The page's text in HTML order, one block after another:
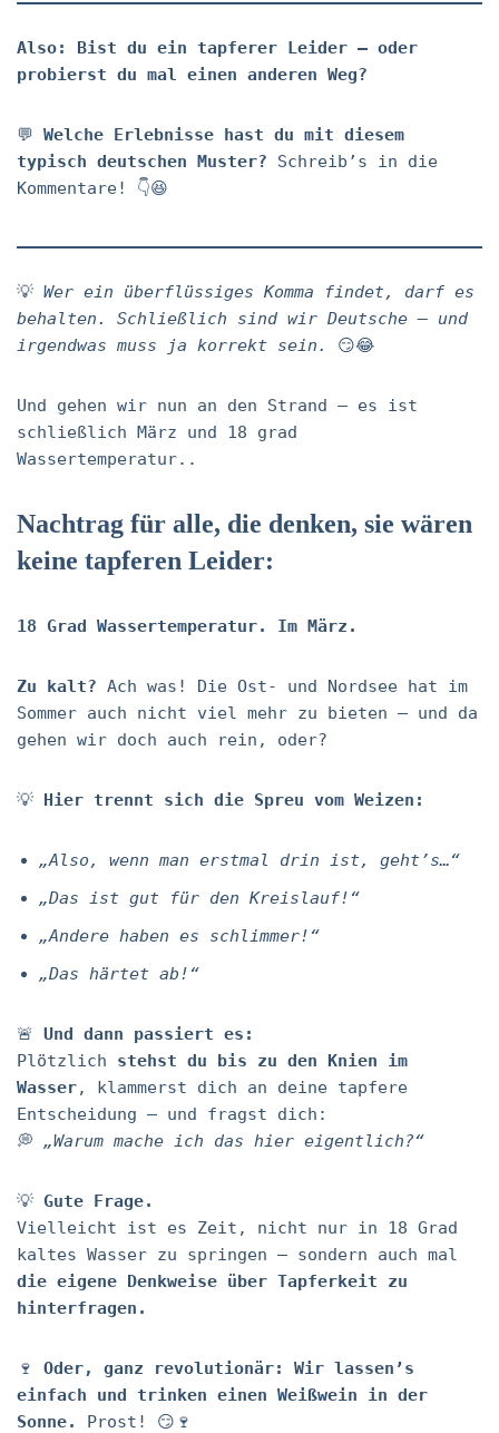
Also: Bist du ein tapferer Leider – oder
probierst du mal einen anderen Weg?
💬 Welche Erlebnisse hast du mit diesem
typisch deutschen Muster? Schreib’s in die
Kommentare! 👇😆
💡 Wer ein überflüssiges Komma findet, darf es
behalten. Schließlich sind wir Deutsche – und
irgendwas muss ja korrekt sein.
😏😂
Und gehen wir nun an den Strand – es ist
schließlich März und 18 grad
Wassertemperatur..
Nachtrag für alle, die denken, sie wären
keine tapferen Leider:
18 Grad Wassertemperatur. Im März.
Zu kalt? Ach was! Die Ost- und Nordsee hat im
Sommer auch nicht viel mehr zu bieten – und da
gehen wir doch auch rein, oder?
💡 Hier trennt sich die Spreu vom Weizen:
„Also, wenn man erstmal drin ist, geht’s…“
„Das ist gut für den Kreislauf!“
„Andere haben es schlimmer!“
„Das härtet ab!“
🚨 Und dann passiert es:
Plötzlich stehst du bis zu den Knien im
Wasser, klammerst dich an deine tapfere
Entscheidung – und fragst dich:
💭 „Warum mache ich das hier eigentlich?“
💡 Gute Frage.
Vielleicht ist es Zeit, nicht nur in 18 Grad
kaltes Wasser zu springen – sondern auch mal
die eigene Denkweise über Tapferkeit zu
hinterfragen.
🍷 Oder, ganz revolutionär: Wir lassen’s
einfach und trinken einen Weißwein in der
Sonne.
Prost! 😏🍷